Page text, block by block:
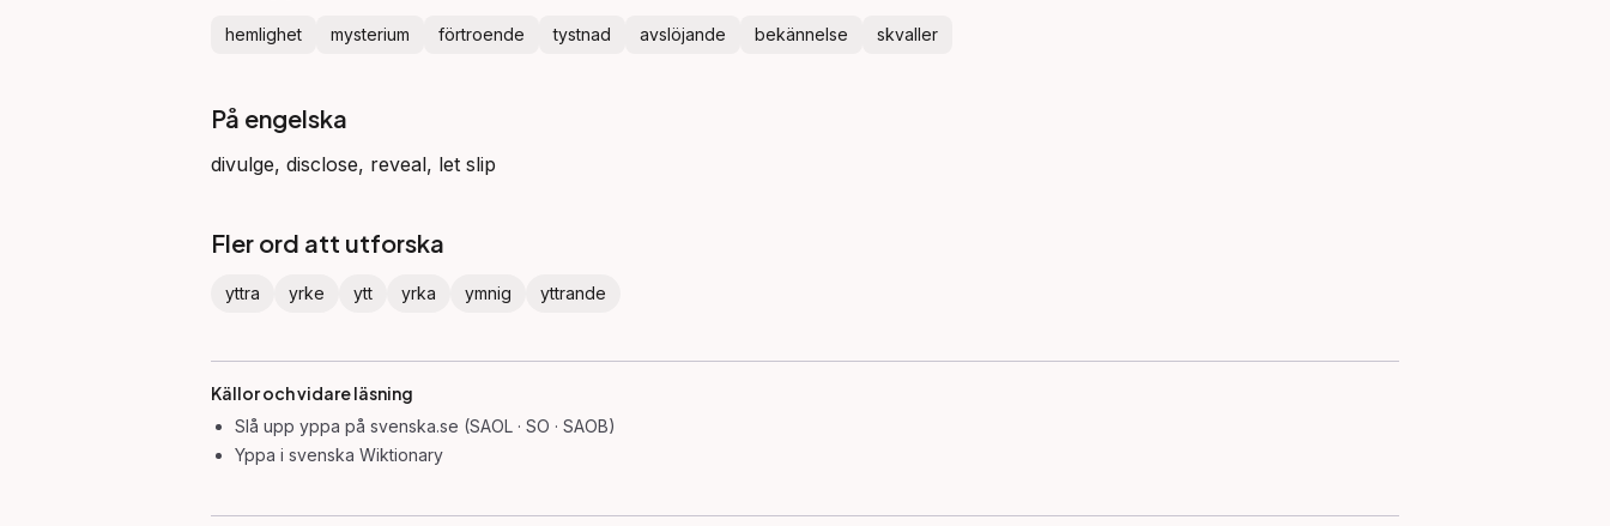
hemlighet mysterium förtroende tystnad avslöjande bekännelse skvaller
På engelska
divulge, disclose, reveal, let slip
Fler ord att utforska
yttra yrke ytt yrka ymnig yttrande
Källor och vidare läsning
Slå upp yppa på svenska.se (SAOL · SO · SAOB)
Yppa i svenska Wiktionary